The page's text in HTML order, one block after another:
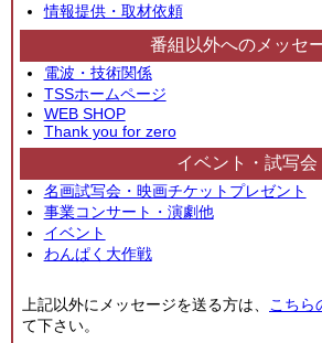
情報提供・取材依頼
番組以外へのメッセ
電波・技術関係
TSSホームページ
WEB SHOP
Thank you for zero
イベント・試写会
名画試写会・映画チケットプレゼント
事業コンサート・演劇他
イベント
わんぱく大作戦
上記以外にメッセージを送る方は、 こちら
て下さい。